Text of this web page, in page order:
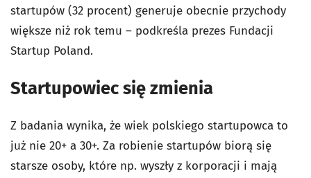
startupów (32 procent) generuje obecnie przychody
większe niż rok temu – podkreśla prezes Fundacji
Startup Poland.
Startupowiec się zmienia
Z badania wynika, że wiek polskiego startupowca to
już nie 20+ a 30+. Za robienie startupów biorą się
starsze osoby, które np. wyszły z korporacji i mają